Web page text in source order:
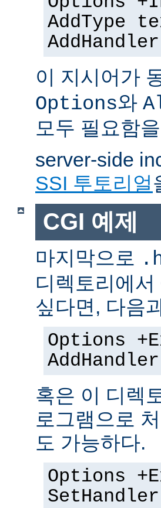
AddType
이 지시어가
Options와
모두 필요함
server-side
SSI 투토리얼
CGI 예제
마지막으로
디렉토리에
싶다면, 다음
Options
혹은 이 디렉
로그램으로
도 가능하다.
Options